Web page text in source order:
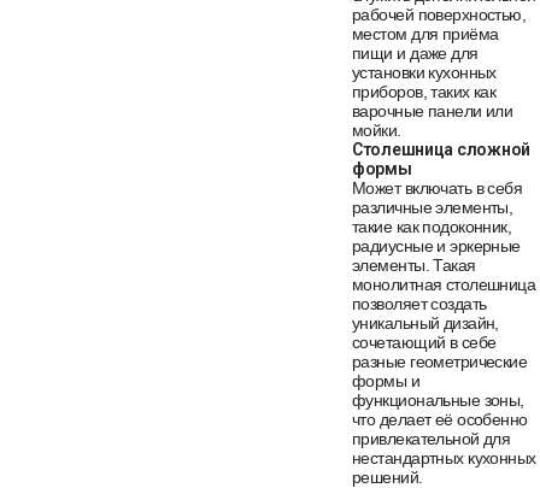
рабочей поверхностью,
местом для приёма
пищи и даже для
установки кухонных
приборов, таких как
варочные панели или
мойки.
Столешница сложной
формы
Может включать в себя
различные элементы,
такие как подоконник,
радиусные и эркерные
элементы. Такая
монолитная столешница
позволяет создать
уникальный дизайн,
сочетающий в себе
разные геометрические
формы и
функциональные зоны,
что делает её особенно
привлекательной для
нестандартных кухонных
решений.